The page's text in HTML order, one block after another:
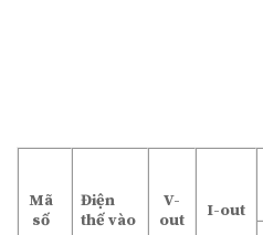
Mã
số
Điện
thế vào
V-
out
I-out